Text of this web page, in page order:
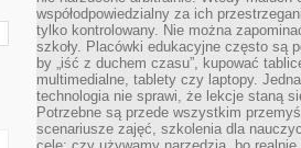
współodpowiedzialny za ich
tylko kontrolowany. Nie można
szkoły. Placówki edukacyjne często są
by „iść z duchem czasu”, kupować
multimedialne, tablety czy laptopy.
technologia nie sprawi, że lekcje staną
Potrzebne są przede wszystkim
scenariusze zajęć, szkolenia dla